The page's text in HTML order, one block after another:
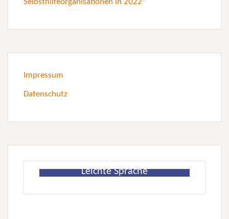
Impressum
Datenschutz
Leichte Sprache